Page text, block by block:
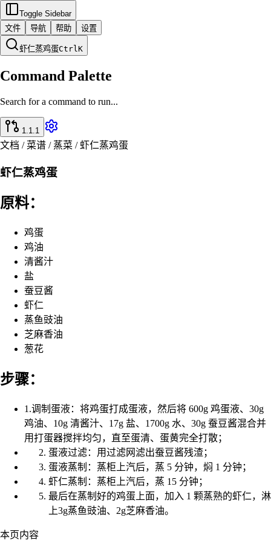
Toggle Sidebar
文件
导航 帮助 设置
虾仁蒸鸡蛋CtrlK
Command Palette
Search for a command to run...
1.1.1
文档 / 菜谱 / 蒸菜 / 虾仁蒸鸡蛋
虾仁蒸鸡蛋
原料：
鸡蛋
鸡油
清酱汁
盐
蚕豆酱
虾仁
蒸鱼豉油
芝麻香油
葱花
步骤：
1.调制蛋液：将鸡蛋打成蛋液，然后将 600g 鸡蛋液、30g
鸡油、10g 清酱汁、17g 盐、1700g 水、30g 蚕豆酱混合并
用打蛋器搅拌均匀，直至蛋清、蛋黄完全打散；
蛋液过滤：用过滤网滤出蚕豆酱残渣；
蛋液蒸制：蒸柜上汽后，蒸 5 分钟，焖 1 分钟；
虾仁蒸制：蒸柜上汽后，蒸 15 分钟；
最后在蒸制好的鸡蛋上面，加入 1 颗蒸熟的虾仁，淋
上3g蒸鱼豉油、2g芝麻香油。
本页内容